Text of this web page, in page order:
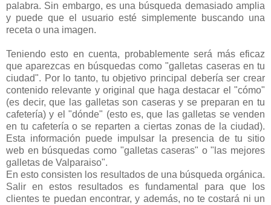
palabra. Sin embargo, es una búsqueda demasiado amplia
y puede que el usuario esté simplemente buscando una
receta o una imagen.
Teniendo esto en cuenta, probablemente será más eficaz
que aparezcas en búsquedas como "galletas caseras en tu
ciudad". Por lo tanto, tu objetivo principal debería ser crear
contenido relevante y original que haga destacar el "cómo"
(es decir, que las galletas son caseras y se preparan en tu
cafetería) y el "dónde" (esto es, que las galletas se venden
en tu cafetería o se reparten a ciertas zonas de la ciudad).
Esta información puede impulsar la presencia de tu sitio
web en búsquedas como "galletas caseras" o "las mejores
galletas de Valparaiso".
En esto consisten los resultados de una búsqueda orgánica.
Salir en estos resultados es fundamental para que los
clientes te puedan encontrar, y además, no te costará ni un